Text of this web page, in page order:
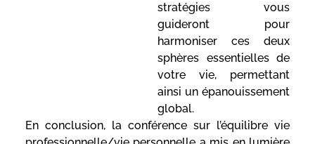
stratégies vous
guideront pour
harmoniser ces deux
sphères essentielles de
votre vie, permettant
ainsi un épanouissement
global.
En conclusion, la conférence sur l’équilibre vie